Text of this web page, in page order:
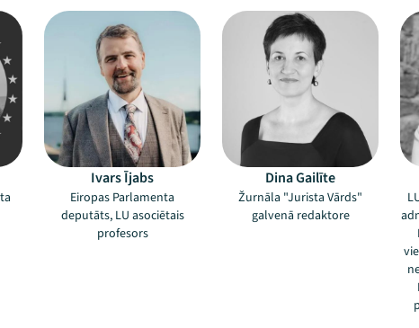
Ivars Ījabs
Eiropas Parlamenta
deputāts, LU asociētais
profesors
Dina Gailīte
Žurnāla "Jurista Vārds"
galvenā redaktore